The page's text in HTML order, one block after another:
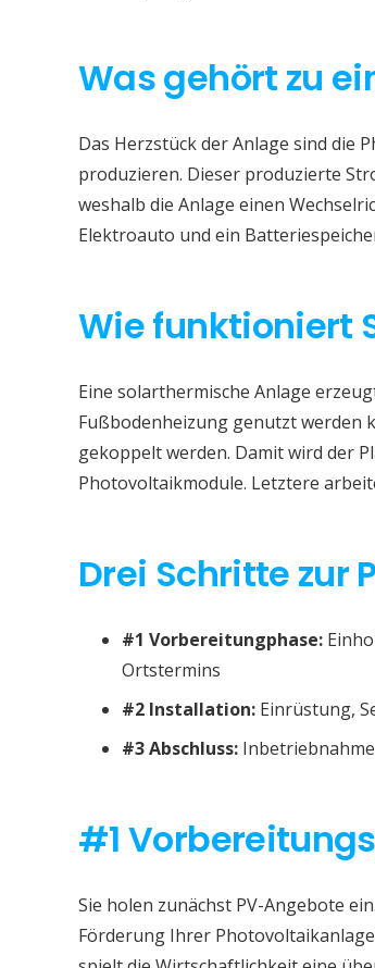
Was gehört zu
Das Herzstück der Anlage sind die
produzieren. Dieser produzierte
weshalb die Anlage einen
Elektroauto und ein
Wie funktioniert
Eine solarthermische Anlage
Fußbodenheizung genutzt werden
gekoppelt werden. Damit wird der
Photovoltaikmodule. Letztere
Drei Schritte zur
#1 Vorbereitungphase:
Ortstermins
#2 Installation: Einrüstung,
#3 Abschluss:
#1
Sie holen zunächst PV-Angebote
Förderung Ihrer